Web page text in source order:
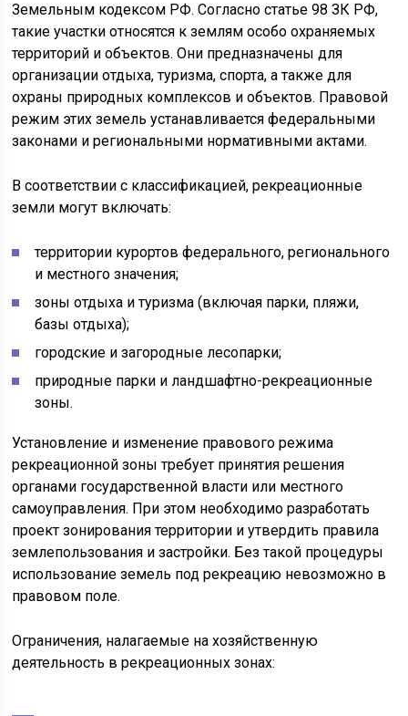
Земельным кодексом РФ. Согласно статье 98 ЗК РФ,
такие участки относятся к землям особо охраняемых
территорий и объектов. Они предназначены для
организации отдыха, туризма, спорта, а также для
охраны природных комплексов и объектов. Правовой
режим этих земель устанавливается федеральными
законами и региональными нормативными актами.
В соответствии с классификацией, рекреационные
земли могут включать:
территории курортов федерального, регионального
и местного значения;
зоны отдыха и туризма (включая парки, пляжи,
базы отдыха);
городские и загородные лесопарки;
природные парки и ландшафтно-рекреационные
зоны.
Установление и изменение правового режима
рекреационной зоны требует принятия решения
органами государственной власти или местного
самоуправления. При этом необходимо разработать
проект зонирования территории и утвердить правила
землепользования и застройки. Без такой процедуры
использование земель под рекреацию невозможно в
правовом поле.
Ограничения, налагаемые на хозяйственную
деятельность в рекреационных зонах: